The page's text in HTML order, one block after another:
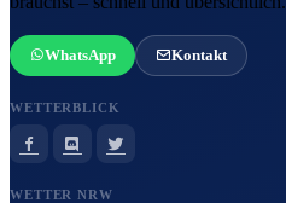
WhatsApp Kontakt
WETTERBLICK
WETTER NRW